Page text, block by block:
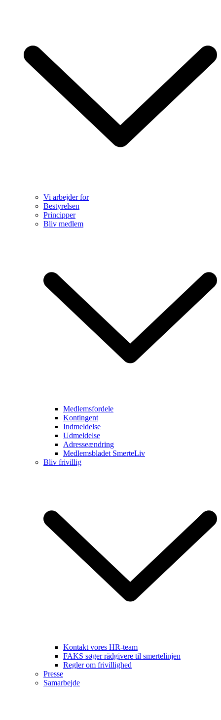
Vi arbejder for
Bestyrelsen
Principper
Bliv medlem
Medlemsfordele
Kontingent
Indmeldelse
Udmeldelse
Adresseændring
Medlemsbladet SmerteLiv
Bliv frivillig
Kontakt vores HR-team
FAKS søger rådgivere til smertelinjen
Regler om frivillighed
Presse
Samarbejde